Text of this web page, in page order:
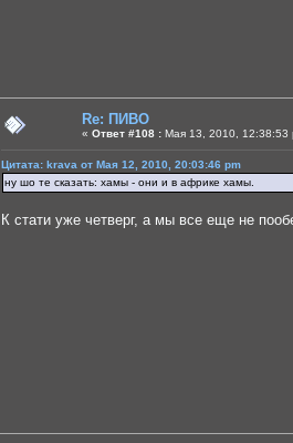
Re: ПИВО
« Ответ #108 : Мая 13, 2010, 12:38:53
Цитата: krava от Мая 12, 2010, 20:03:46 pm
ну шо те сказать: хамы - они и в африке хамы.
К стати уже четверг, а мы все еще не